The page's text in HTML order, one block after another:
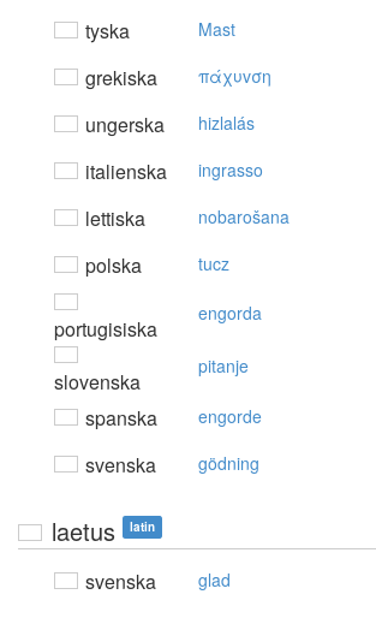
tyska Mast
grekiska πάχυvση
ungerska hizlalás
italienska ingrasso
lettiska nobarošana
polska tucz
portugisiska
engorda
slovenska
pitanje
spanska engorde
svenska gödning
laetus latin
svenska glad